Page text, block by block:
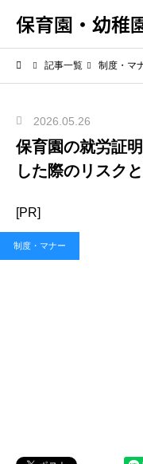
保育園・幼稚
記事一覧 制度・マ
2026.05.26
保育園の就労証
した際のリスク
[PR]
制度・マナー